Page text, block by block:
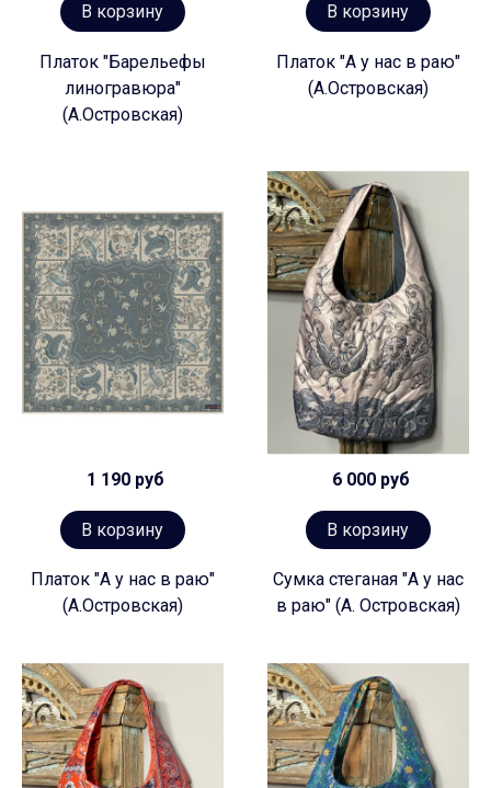
В корзину
Платок "Барельефы
линогравюра"
(А.Островская)
В корзину
Платок "А у нас в раю"
(А.Островская)
1 190 руб
В корзину
Платок "А у нас в раю"
(А.Островская)
6 000 руб
В корзину
Сумка стеганая "А у нас
в раю" (А. Островская)